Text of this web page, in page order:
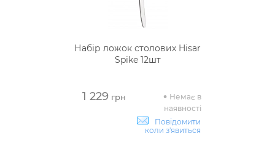
Набір ложок столових Hisar
Spike 12шт
1 229грн
Немає в
наявності
Повідомити
коли з'явиться